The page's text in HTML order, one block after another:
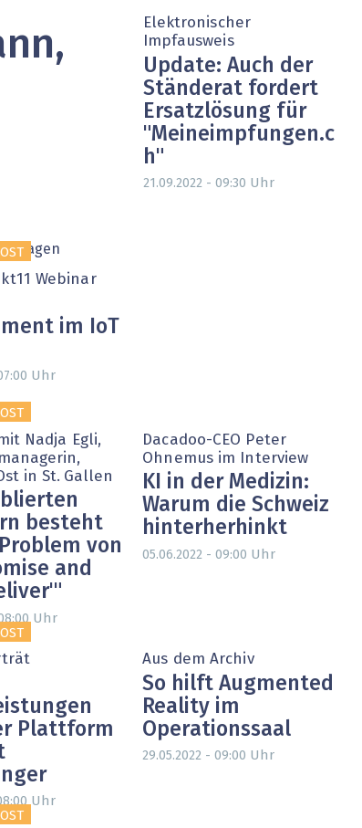
Elektronischer
Impfausweis
Update: Auch der
Ständerat fordert
Ersatzlösung für
"Meineimpfungen.c
h"
21.09.2022 - 09:30 Uhr
Webinar
im IoT
Uhr
Nadja Egli,
in St. Gallen
besteht
von
and
Uhr
Dacadoo-CEO Peter
Ohnemus im Interview
KI in der Medizin:
Warum die Schweiz
hinterherhinkt
05.06.2022 - 09:00 Uhr
Plattform
Uhr
Aus dem Archiv
So hilft Augmented
Reality im
Operationssaal
29.05.2022 - 09:00 Uhr